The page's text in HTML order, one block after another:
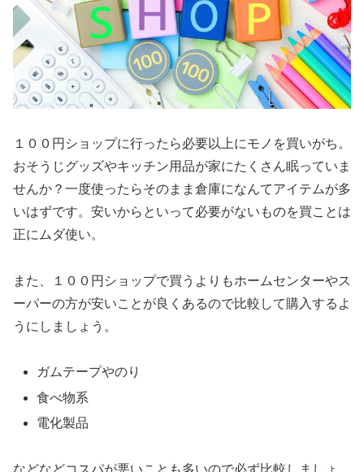
１００円ショップに行ったら必要以上にモノを買いがち。
おそうじグッズやキッチン用品が家にたくさん眠っていま
せんか？一度使ったらそのまま倉庫になんてアイテムが多
いはずです。安いからといって必要がないものを買ことは
正にムダ使い。
また、１００円ショップで買うよりもホームセンターやス
ーパーの方が安いことが良くあるので比較して購入するよ
うにしましょう。
ガムテープやのり
食べ物系
電化製品
などなどコスパが悪いことも多いので必ず比較しましょ